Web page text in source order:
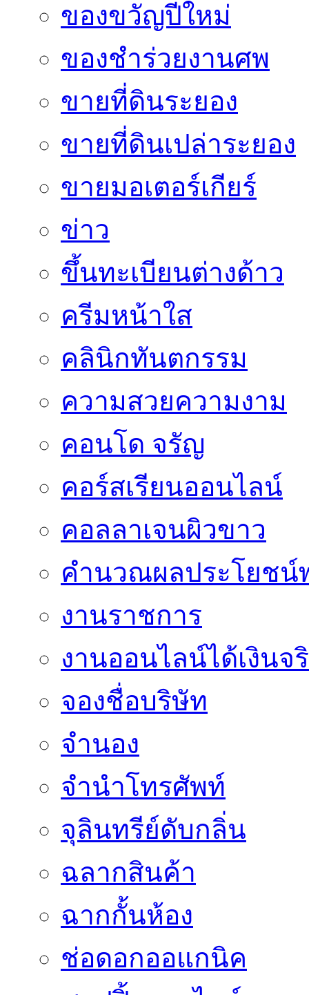
ของขวัญปีใหม่
ของชำร่วยงานศพ
ขายที่ดินระยอง
ขายที่ดินเปล่าระยอง
ขายมอเตอร์เกียร์
ข่าว
ขึ้นทะเบียนต่างด้าว
ครีมหน้าใส
คลินิกทันตกรรม
ความสวยความงาม
คอนโด จรัญ
คอร์สเรียนออนไลน์
คอลลาเจนผิวขาว
คำนวณผลประโยชน์
งานราชการ
งานออนไลน์ได้เงินจ
จองชื่อบริษัท
จำนอง
จำนำโทรศัพท์
จุลินทรีย์ดับกลิ่น
ฉลากสินค้า
ฉากกั้นห้อง
ช่อดอกออแกนิค